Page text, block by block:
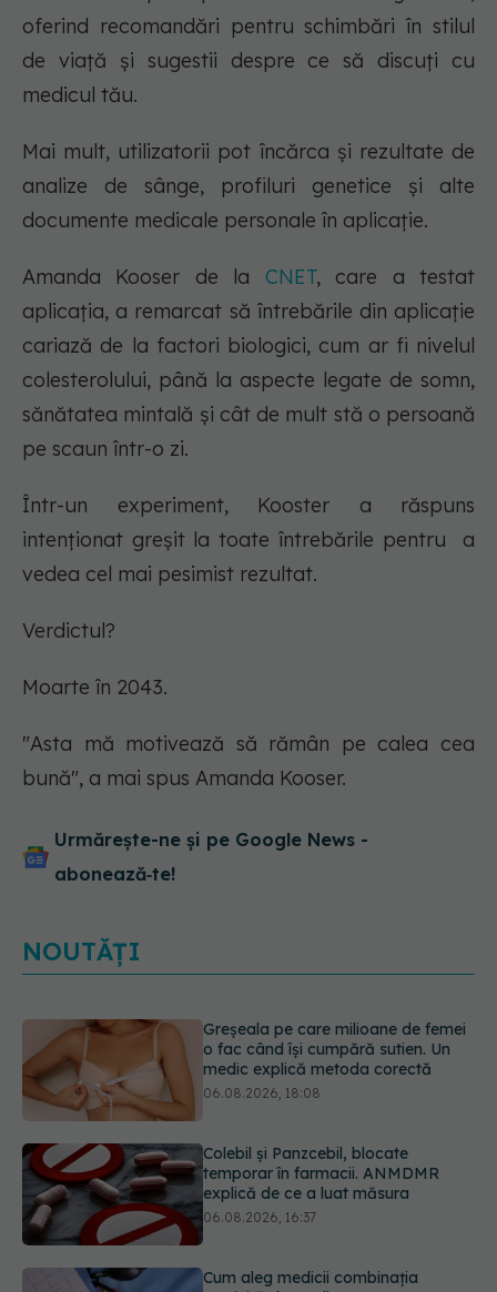
oferind recomandări pentru schimbări în stilul
de viață și sugestii despre ce să discuți cu
medicul tău.
Mai mult, utilizatorii pot încărca și rezultate de
analize de sânge, profiluri genetice și alte
documente medicale personale în aplicație.
Amanda Kooser de la CNET, care a testat
aplicația, a remarcat să întrebările din aplicație
cariază de la factori biologici, cum ar fi nivelul
colesterolului, până la aspecte legate de somn,
sănătatea mintală și cât de mult stă o persoană
pe scaun într-o zi.
Într-un experiment, Kooster a răspuns
intenționat greșit la toate întrebările pentru a
vedea cel mai pesimist rezultat.
Verdictul?
Moarte în 2043.
"Asta mă motivează să rămân pe calea cea
bună", a mai spus Amanda Kooser.
Urmărește-ne și pe Google News -
abonează‑te!
NOUTĂȚI
Colebil și Panzcebil, blocate
temporar în farmacii. ANMDMR
explică de ce a luat măsura
06.08.2026, 16:37
Cum aleg medicii combinația
potrivită de medicamente pentru
hipertensiune. De ce doi pacienți cu
aceeași tensiune pot primi